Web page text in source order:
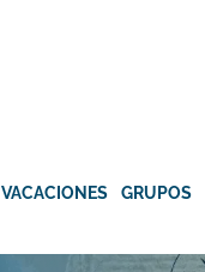
VACACIONES GRUPOS